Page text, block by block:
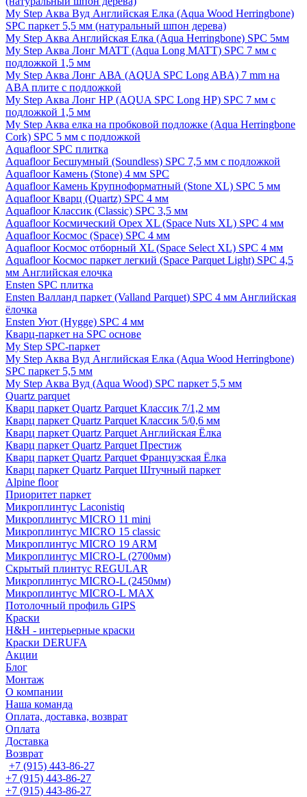
My Step Аква Вуд Английская Елка (Aqua Wood Herringbone)
SPC паркет 5,5 мм (натуральный шпон дерева)
My Step Аква Английская Елка (Aqua Herringbone) SPC 5мм
My Step Аква Лонг MATT (Aqua Long MATT) SPC 7 мм с
подложкой 1,5 мм
My Step Аква Лонг АВА (AQUA SPC Long ABA) 7 mm на
ABA плите с подложкой
My Step Аква Лонг НР (AQUA SPC Long HP) SPC 7 мм с
подложкой 1,5 мм
My Step Аква елка на пробковой подложке (Aqua Herringbone
Cork) SPC 5 мм с подложкой
Aquafloor SPC плитка
Aquafloor Бесшумный (Soundless) SPC 7,5 мм с подложкой
Aquafloor Камень (Stone) 4 мм SPC
Aquafloor Камень Крупноформатный (Stone XL) SPC 5 мм
Aquafloor Кварц (Quartz) SPC 4 мм
Aquafloor Классик (Classic) SPC 3,5 мм
Aquafloor Космический Орех XL (Space Nuts XL) SPC 4 мм
Aquafloor Космос (Space) SPC 4 мм
Aquafloor Космос отборный XL (Space Select XL) SPC 4 мм
Aquafloor Космос паркет легкий (Space Parquet Light) SPC 4,5
мм Английская елочка
Ensten SPC плитка
Ensten Валланд паркет (Valland Parquet) SPC 4 мм Английская
ёлочка
Ensten Уют (Hygge) SPC 4 мм
Кварц-паркет на SPC основе
My Step SPC-паркет
My Step Аква Вуд Английская Елка (Aqua Wood Herringbone)
SPC паркет 5,5 мм
My Step Аква Вуд (Aqua Wood) SPC паркет 5,5 мм
Quartz parquet
Кварц паркет Quartz Parquet Классик 7/1,2 мм
Кварц паркет Quartz Parquet Классик 5/0,6 мм
Кварц паркет Quartz Parquet Английская Ёлка
Кварц паркет Quartz Parquet Престиж
Кварц паркет Quartz Parquet Французская Ёлка
Кварц паркет Quartz Parquet Штучный паркет
Alpine floor
Приоритет паркет
Микроплинтус Laconistiq
Микроплинтус MICRO 11 mini
Микроплинтус MICRO 15 classic
Микроплинтус MICRO 19 ARM
Микроплинтус MICRO-L (2700мм)
Скрытый плинтус REGULAR
Микроплинтус MICRO-L (2450мм)
Микроплинтус MICRO-L MAX
Потолочный профиль GIPS
Краски
H&H - интерьерные краски
Краски DERUFA
Акции
Блог
Монтаж
О компании
Наша команда
Оплата, доставка, возврат
Оплата
Доставка
Возврат
+7 (915) 443-86-27
+7 (915) 443-86-27
+7 (915) 443-86-27